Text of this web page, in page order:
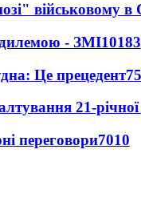
військовому в
дилемою - ЗМІ10183
Це прецедент
21-
переговори7010